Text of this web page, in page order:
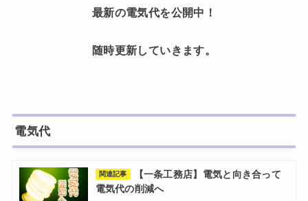
最新の電気代を公開中！
随時更新していきます。
電気代
関連記事
【一条工務店】電気と向き合って
電気代の削減へ